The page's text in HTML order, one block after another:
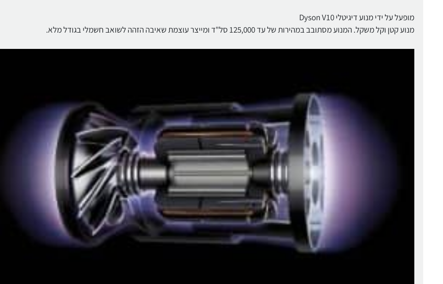
מופעל על ידי מנוע דיגיטלי Dyson V10
מנוע קטן וקל משקל. המנוע מסתובב במהירות של עד 125,000 סל"ד ומייצר עוצמת שאיבה הזהה לשואב חשמלי בגודל מלא.